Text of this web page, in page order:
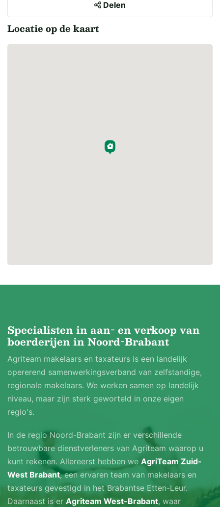
Delen
Locatie op de kaart
Specialisten in aan- en verkoop van
boerderijen in Noord-Brabant
Agriteam makelaars en taxateurs is een landelijk
opererend samenwerkingsverband van zelfstandige,
regionale makelaars. We werken samen op landelijk
niveau, maar zijn sterk geworteld in onze eigen
regio's.
In de regio Noord-Brabant zijn er verschillende
betrouwbare dienstverleners van Agriteam waarop u
kunt rekenen. Allereerst hebben we AgriTeam Zuid-
West Brabant, een ervaren team van makelaars en
taxateurs gevestigd in het Brabantse Etten-Leur.
Daarnaast is er Agriteam West-Brabant, waar